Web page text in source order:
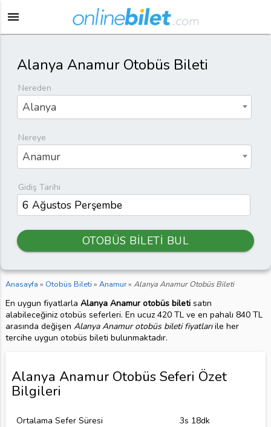
menu
Alanya Anamur Otobüs Bileti
Nereden
Alanya
Nereye
Anamur
Gidiş Tarihi
OTOBÜS BİLETİ BUL
Anasayfa » Otobüs Bileti » Anamur» Alanya Anamur Otobüs Bileti
En uygun fiyatlarla Alanya Anamur otobüs biletisatın
alabileceğiniz otobüs seferleri. En ucuz 420 TL ve en pahalı 840 TL
arasında değişen Alanya Anamur otobüs bileti fiyatlarıile her
tercihe uygun otobüs bileti bulunmaktadır.
Alanya Anamur Otobüs Seferi Özet
Bilgileri
Ortalama Sefer Süresi
3s 18dk